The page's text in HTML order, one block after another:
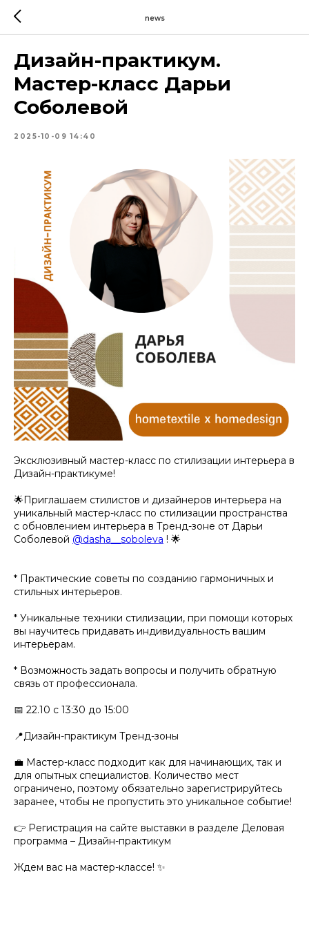
news
Дизайн-практикум.
Мастер-класс Дарьи
Соболевой
2025-10-09 14:40
Эксклюзивный мастер-класс по стилизации интерьера в
Дизайн-практикуме!
🌟Приглашаем стилистов и дизайнеров интерьера на
уникальный мастер-класс по стилизации пространства
с обновлением интерьера в Тренд-зоне от Дарьи
Соболевой @dasha__soboleva ! 🌟
* Практические советы по созданию гармоничных и
стильных интерьеров.
* Уникальные техники стилизации, при помощи которых
вы научитесь придавать индивидуальность вашим
интерьерам.
* Возможность задать вопросы и получить обратную
связь от профессионала.
📅 22.10 c 13:30 до 15:00
📍Дизайн-практикум Тренд-зоны
💼 Мастер-класс подходит как для начинающих, так и
для опытных специалистов. Количество мест
ограничено, поэтому обязательно зарегистрируйтесь
заранее, чтобы не пропустить это уникальное событие!
👉 Регистрация на сайте выставки в разделе Деловая
программа – Дизайн-практикум
Ждем вас на мастер-классе! ✨